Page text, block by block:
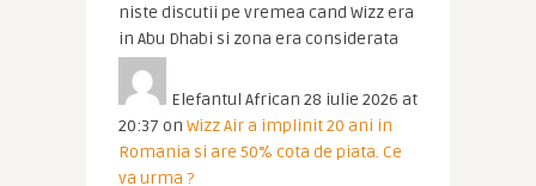
niste discutii pe vremea cand Wizz era
in Abu Dhabi si zona era considerata
Elefantul African 28 iulie 2026 at
20:37 on Wizz Air a implinit 20 ani in
Romania si are 50% cota de piata. Ce
va urma ?